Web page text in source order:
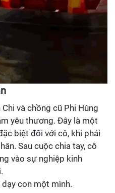
và chồng cũ Phi Hùng
yêu thương. Đây là một
biệt đối với cô, khi phải
Sau cuộc chia tay, cô
vào sự nghiệp kinh
con một mình.